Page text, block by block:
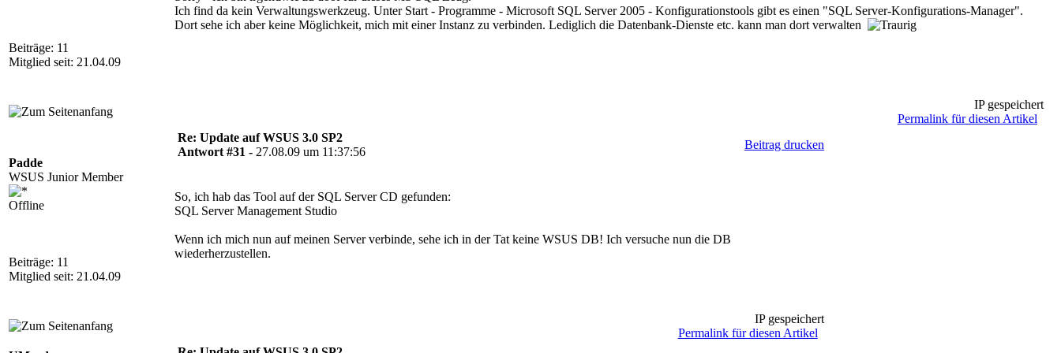
Beiträge: 11
Mitglied seit: 21.04.09
Ich find da kein Verwaltungswerkzeug. Unter Start - Programme - Microsoft SQL Server 2005 - Konfigurationstools gibt es einen "SQL Server-Konfigurations-Manager".
Dort sehe ich aber keine Möglichkeit, mich mit einer Instanz zu verbinden. Lediglich die Datenbank-Dienste etc. kann man dort verwalten
IP gespeichert
Permalink für diesen Artikel
Padde
WSUS Junior Member
Offline
Beiträge: 11
Mitglied seit: 21.04.09
Re: Update auf WSUS 3.0 SP2
Antwort #31 - 27.08.09 um 11:37:56
Beitrag drucken
So, ich hab das Tool auf der SQL Server CD gefunden:
SQL Server Management Studio
Wenn ich mich nun auf meinen Server verbinde, sehe ich in der Tat keine WSUS DB! Ich versuche nun die DB
wiederherzustellen.
IP gespeichert
Permalink für diesen Artikel